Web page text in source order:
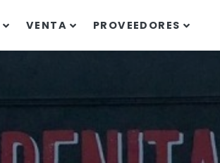
VENTA PROVEEDORES